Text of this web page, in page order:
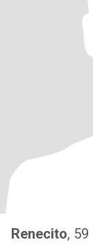
Renecito, 59